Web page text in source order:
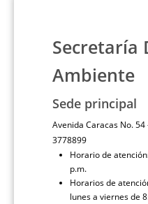
Secretaría
Ambiente
Sede principal
Avenida Caracas No.
3778899
Horario de
p.m.
Horarios de
lunes a viernes de